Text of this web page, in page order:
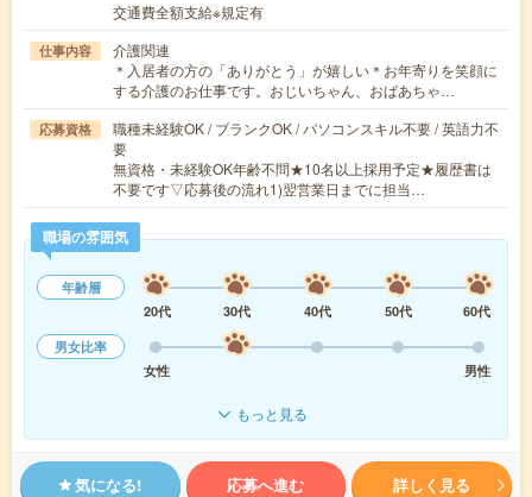
交通費全額支給※規定有
仕事内容
介護関連
＊入居者の方の「ありがとう」が嬉しい＊お年寄りを笑顔に
する介護のお仕事です。おじいちゃん、おばあちゃ…
応募資格
職種未経験OK / ブランクOK / パソコンスキル不要 / 英語力不
要
無資格・未経験OK年齢不問★10名以上採用予定★履歴書は
不要です▽応募後の流れ1)翌営業日までに担当…
職場の雰囲気
年齢層
20代
30代 40代 50代
60代
男女比率
女性
男性
もっと見る
気になる! 応募へ進む 詳しく見る